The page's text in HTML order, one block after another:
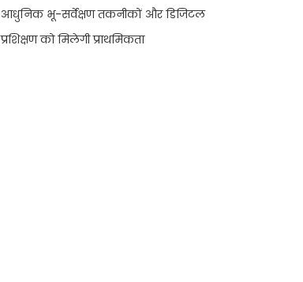
आधुनिक भू-सर्वेक्षण तकनीकों और डिजिटल
प्रशिक्षण को मिलेगी प्राथमिकता